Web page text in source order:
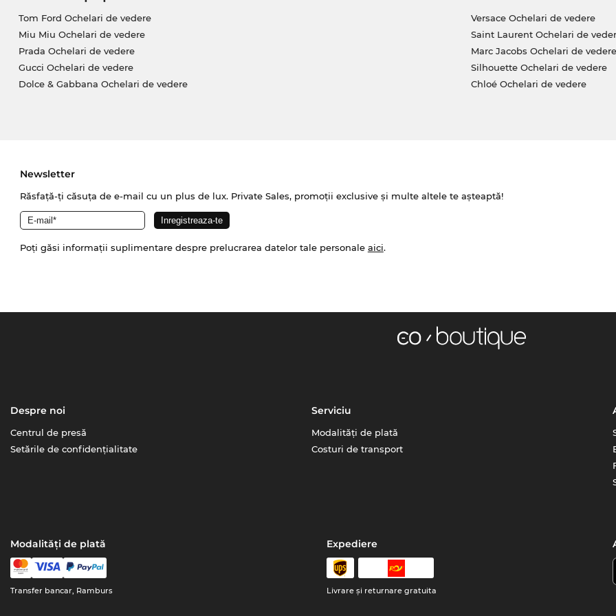
Tom Ford Ochelari de vedere
Miu Miu Ochelari de vedere
Prada Ochelari de vedere
Gucci Ochelari de vedere
Dolce & Gabbana Ochelari de vedere
Versace Ochelari de vedere
Saint Laurent Ochelari de
Marc Jacobs Ochelari de vedere
Silhouette Ochelari de vedere
Chloé Ochelari de vedere
Newsletter
Răsfață-ți căsuța de e-mail cu un plus de lux. Private Sales, promoții exclusive și multe altele te așteaptă!
Poți găsi informații suplimentare despre prelucrarea datelor tale personale aici.
Despre noi
Centrul de presă
Setările de confidențialitate
Serviciu
Modalități de plată
Costuri de transport
Modalități de plată
Transfer bancar, Ramburs
Expediere
Livrare şi returnare gratuita